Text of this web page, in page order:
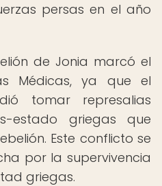
persas en el año
de Jonia marcó el
Médicas, ya que el
tomar represalias
estado griegas que
Este conflicto se
por la supervivencia
griegas.